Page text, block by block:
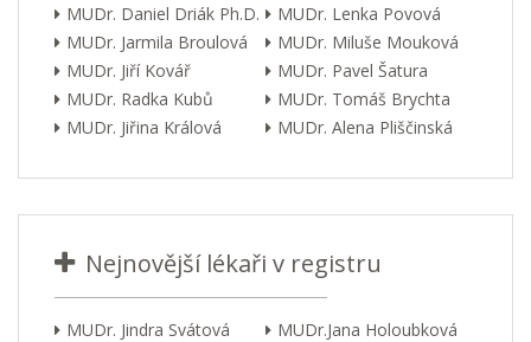
MUDr. Daniel Driák Ph.D.
MUDr. Lenka Povová
MUDr. Jarmila Broulová
MUDr. Miluše Mouková
MUDr. Jiří Kovář
MUDr. Pavel Šatura
MUDr. Radka Kubů
MUDr. Tomáš Brychta
MUDr. Jiřina Králová
MUDr. Alena Pliščinská
Nejnovější lékaři v registru
MUDr. Jindra Svátová
MUDr.Jana Holoubková